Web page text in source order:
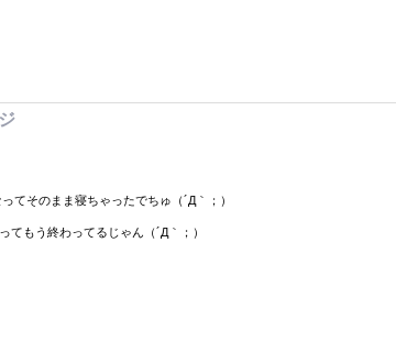
てそのまま寝ちゃったでちゅ（´Д｀；）
てもう終わってるじゃん（´Д｀；）